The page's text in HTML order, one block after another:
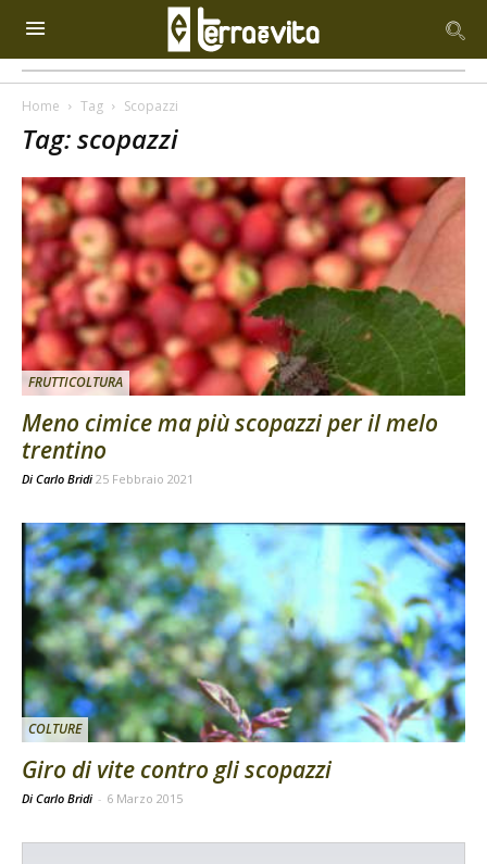
Home Tag Scopazzi
Tag: scopazzi
FRUTTICOLTURA
Meno cimice ma più scopazzi per il melo
trentino
Di Carlo Bridi 25 Febbraio 2021
COLTURE
Giro di vite contro gli scopazzi
Di Carlo Bridi - 6 Marzo 2015